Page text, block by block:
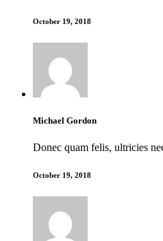
October 19, 2018
Michael Gordon
Donec quam felis, ultricies
October 19, 2018